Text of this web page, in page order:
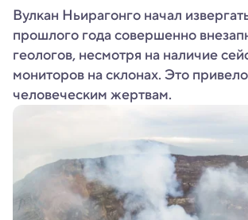
Вулкан Ньирагонго начал
прошлого года совершенно
геологов, несмотря на наличие
мониторов на склонах. Это
человеческим жертвам.